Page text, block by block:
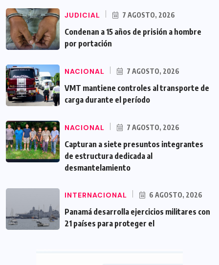
JUDICIAL 7 AGOSTO, 2026
Condenan a 15 años de prisión a hombre
por portación
NACIONAL 7 AGOSTO, 2026
VMT mantiene controles al transporte de
carga durante el período
NACIONAL 7 AGOSTO, 2026
Capturan a siete presuntos integrantes
de estructura dedicada al
desmantelamiento
INTERNACIONAL 6 AGOSTO, 2026
Panamá desarrolla ejercicios militares con
21 países para proteger el